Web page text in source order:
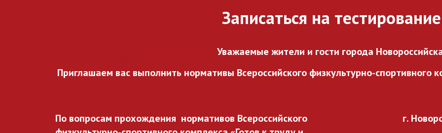
Записаться на тестирование
Уважаемые жители и гости города
Приглашаем вас выполнить нормативы Всероссийского физкультурно-спортивного
По вопросам прохождения нормативов Всероссийского
г.